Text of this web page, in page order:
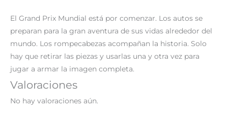
El Grand Prix Mundial está por comenzar. Los autos se
preparan para la gran aventura de sus vidas alrededor del
mundo. Los rompecabezas acompañan la historia. Solo
hay que retirar las piezas y usarlas una y otra vez para
jugar a armar la imagen completa.
Valoraciones
No hay valoraciones aún.